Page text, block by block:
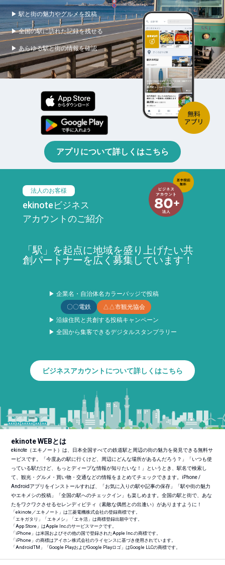
▶ 駅と街の魅力やグルメを投稿
▶ 全国の駅に訪れた記録を残せる
▶ あらゆる駅と街の情報を確認
アプリについて詳しくはこちら
法人のお客様
ekinoteビジネス
アカウントのご紹介
「駅」を起点に地域を盛り上げたい共
創パートナーを広く募集しています！
▶ 企業名・自治体名カラーバッジで投稿
〇〇電鉄
△△市観光協会
▶ 沿線住民と共創する投稿キャンペーン
▶ 全国から集客できるデジタルスタンプラリー
ビジネスアカウントについて詳しくはこちら
ekinote WEBとは
ekinote（エキノート）は、日本全国すべての鉄道駅と周辺の街の魅力を発見できる無料サ
ービスです。「今度あの駅に行くけど、周辺にどんな場所があるんだろう？」「いつも使
っている駅だけど、もっとディープな情報が知りたいな！」というとき、駅名で検索し
て、観光・グルメ・買い物・交通などの情報をまとめてチェックできます。iPhone /
Androidアプリをインストールすれば、「お気に入りの駅や記事の保存」「駅や街の魅力
やエキメシの投稿」「全国の駅へのチェックイン」も楽しめます。全国の駅と街で、あな
たをワクワクさせるセレンディピティ（素敵な偶然との出逢い）がありますように！
「ekinote／エキノート」は三菱電機株式会社の登録商標です。
「エキガタリ」「エキメシ」「エキ活」は商標登録出願中です。
「App Store」はApple Inc.のサービスマークです。
「iPhone」は米国およびその他の国で登録されたApple Inc.の商標です。
「iPhone」の商標はアイホン株式会社のライセンスに基づき使用されています。
「AndroidTM 」「Google PlayおよびGoogle Playロゴ」はGoogle LLCの商標です。